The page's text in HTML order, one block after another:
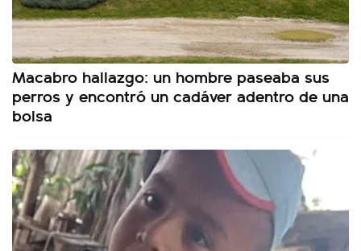
Macabro hallazgo: un hombre paseaba sus
perros y encontró un cadáver adentro de una
bolsa